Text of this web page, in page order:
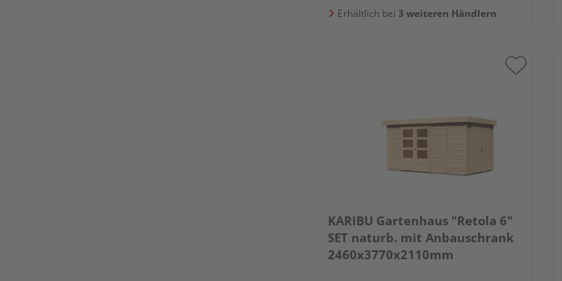
Erhältlich bei 3 weiteren Händlern
KARIBU Gartenhaus "Retola 6"
SET naturb. mit Anbauschrank
2460x3770x2110mm